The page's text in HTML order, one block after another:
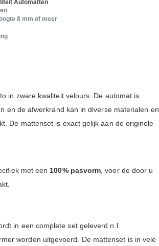
Automatten
8 mm of meer
in zware kwaliteit velours. De automat is
en de afwerkrand kan in diverse materialen en
De mattenset is exact gelijk aan de originele
met een 100% pasvorm , voor de door u
in een complete set geleverd n.l.
worden uitgevoerd. De mattenset is in vele